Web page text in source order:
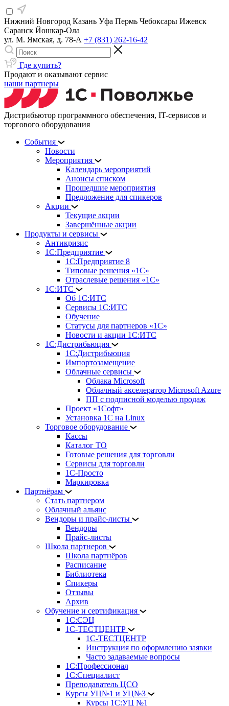
Нижний Новгород Казань Уфа Пермь Чебоксары Ижевск
Саранск Йошкар-Ола
ул. М. Ямская, д. 78-А +7 (831) 262-16-42
Где купить?
Продают и оказывают сервис
наши партнеры
Дистрибьютор программного обеспечения, IT-сервисов и
торгового оборудования
События
Новости
Мероприятия
Календарь мероприятий
Анонсы списком
Прошедшие мероприятия
Предложение для спикеров
Акции
Текущие акции
Завершённые акции
Продукты и сервисы
Антикризис
1С:Предприятие
1С:Предприятие 8
Типовые решения «1С»
Отраслевые решения «1С»
1С:ИТС
Об 1С:ИТС
Сервисы 1С:ИТС
Обучение
Статусы для партнеров «1С»
Новости и акции 1С:ИТС
1С:Дистрибьюция
1С:Дистрибьюция
Импортозамещение
Облачные сервисы
Облака Microsoft
Облачный акселератор Microsoft Azure
ПП с подписной моделью продаж
Проект «1Софт»
Установка 1С на Linux
Торговое оборудование
Кассы
Каталог ТО
Готовые решения для торговли
Сервисы для торговли
1С-Просто
Маркировка
Партнёрам
Стать партнером
Облачный альянс
Вендоры и прайс-листы
Вендоры
Прайс-листы
Школа партнеров
Школа партнёров
Расписание
Библиотека
Спикеры
Отзывы
Архив
Обучение и сертификация
1С:СЭЦ
1С-ТЕСТЦЕНТР
1С-ТЕСТЦЕНТР
Инструкция по оформлению заявки
Часто задаваемые вопросы
1С:Профессионал
1С:Специалист
Преподаватель ЦСО
Курсы УЦ№1 и УЦ№3
Курсы 1С:УЦ №1